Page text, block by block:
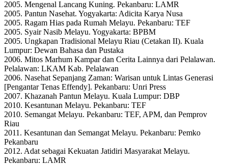
2005. Mengenal Lancang Kuning. Pekanbaru: LAMR
2005. Pantun Nasehat. Yogyakarta: Adicita Karya Nusa
2005. Ragam Hias pada Rumah Melayu. Pekanbaru: TEF
2005. Syair Nasib Melayu. Yogyakarta: BPBM
2005. Ungkapan Tradisional Melayu Riau (Cetakan II). Kuala
Lumpur: Dewan Bahasa dan Pustaka
2006. Mitos Marhum Kampar dan Cerita Lainnya dari Pelalawan.
Pelalawan: LKAM Kab. Pelalawan
2006. Nasehat Sepanjang Zaman: Warisan untuk Lintas Generasi
[Pengantar Tenas Effendy]. Pekanbaru: Unri Press
2007. Khazanah Pantun Melayu. Kuala Lumpur: DBP
2010. Kesantunan Melayu. Pekanbaru: TEF
2010. Semangat Melayu. Pekanbaru: TEF, APM, dan Pemprov
Riau
2011. Kesantunan dan Semangat Melayu. Pekanbaru: Pemko
Pekanbaru
2012. Adat sebagai Kekuatan Jatidiri Masyarakat Melayu.
Pekanbaru: LAMR